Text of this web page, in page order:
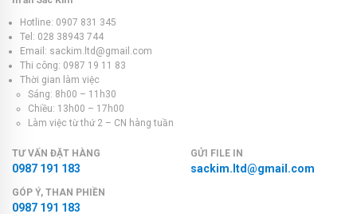
Hotline: 0907 831 345
Tel: 028 38943 744
Email: sackim.ltd@gmail.com
Thi công: 0987 19 11 83
Thời gian làm việc
Sáng: 8h00 – 11h30
Chiều: 13h00 – 17h00
Làm việc từ thứ 2 – CN hàng tuần
TƯ VẤN ĐẶT HÀNG
0987 191 183
GỬI FILE IN
sackim.ltd@gmail.com
GÓP Ý, THAN PHIỀN
0987 191 183